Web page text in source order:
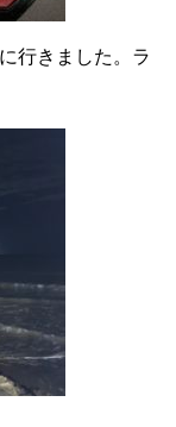
行きました。ラ